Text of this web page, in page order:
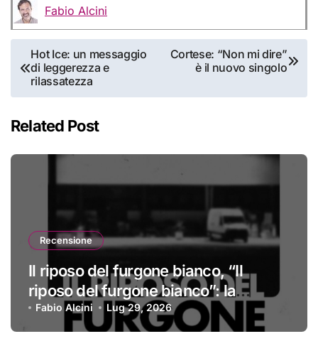
Fabio Alcini
Navigazione
articoli
Hot Ice: un messaggio
di leggerezza e
rilassatezza
Cortese: “Non mi dire”
è il nuovo singolo
Related Post
Recensione
Il riposo del furgone bianco, “Il
riposo del furgone bianco”: la
recensione
Fabio Alcini Lug 29, 2026